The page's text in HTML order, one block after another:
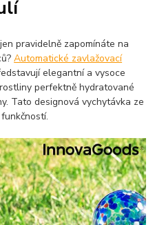
pravidelně zapomínáte na
Automatické zavlažovací
elegantní a vysoce
perfektně hydratované
Tato designová vychytávka ze